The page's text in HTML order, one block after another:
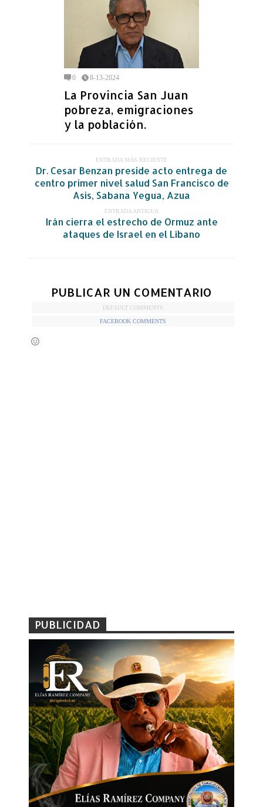
0 8-13-2024
La Provincia San Juan
pobreza, emigraciones
y la población.
ENTRADA MÁS RECIENTE
Dr. Cesar Benzan preside acto entrega de
centro primer nivel salud San Francisco de
Asis, Sabana Yegua, Azua
ENTRADA ANTIGUA
Irán cierra el estrecho de Ormuz ante
ataques de Israel en el Líbano
PUBLICAR UN COMENTARIO
DEFAULT COMMENTS
FACEBOOK COMMENTS
PUBLICIDAD